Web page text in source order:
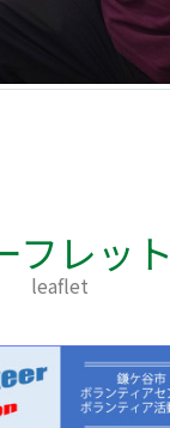
フレット
leaflet